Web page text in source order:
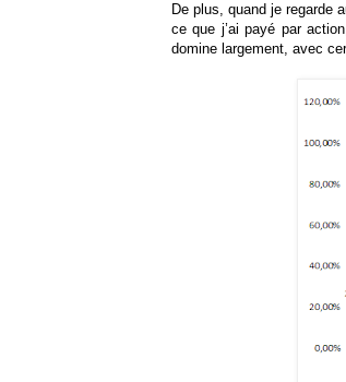
De plus, quand je regarde
ce que j’ai payé par
domine largement, avec